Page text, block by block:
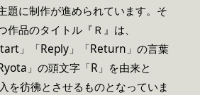
題に制作が進められています。そ
作品のタイトル『Ｒ』は、
」「Reply」「Return」の言葉
」の頭文字「R」を由来と
を彷彿とさせるものとなっていま